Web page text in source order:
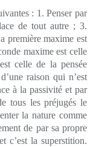
: 1. Penser par
de tout autre ; 3.
première maxime est
maxime est celle
celle de la pensée
raison qui n’est
à la passivité et par
tous les préjugés le
la nature comme
de par sa propre
c’est la superstition.